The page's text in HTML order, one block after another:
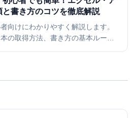
書き方のコツを徹底解説
向けにわかりやすく解説します。
の取得方法、書き方の基本ルール